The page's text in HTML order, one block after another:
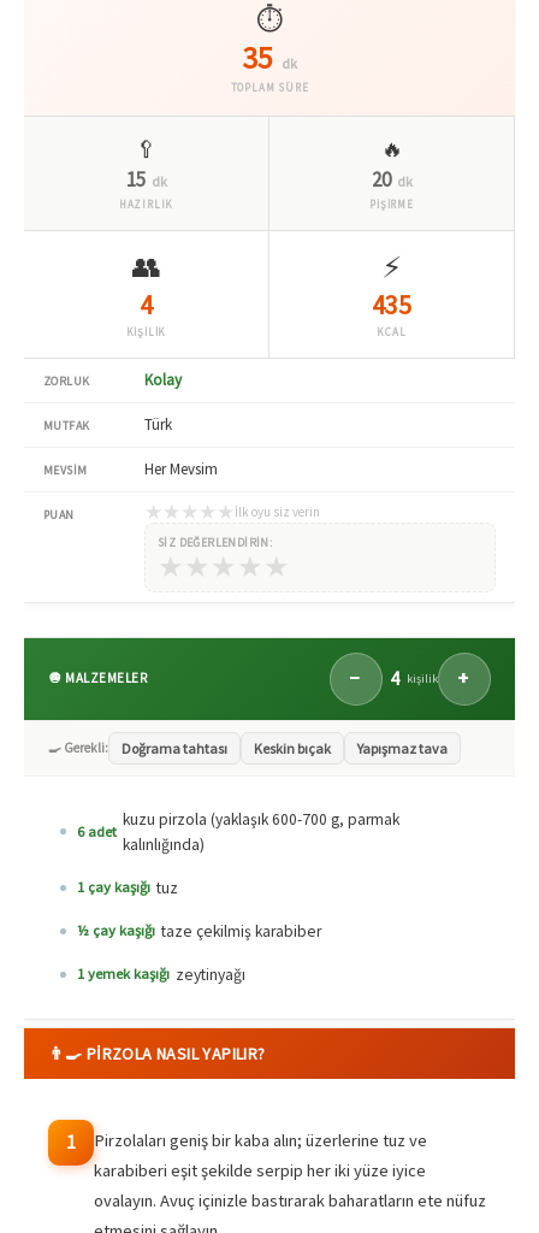
⏱️
35 dk
TOPLAM SÜRE
🥄
15 dk
HAZIRLIK
🔥
20 dk
PİŞİRME
👥
4
KİŞİLİK
⚡
435
KCAL
ZORLUK Kolay
MUTFAK Türk
MEVSIM Her Mevsim
PUAN ★ ★ ★ ★ ★ İlk oyu siz verin
SIZ DEĞERLENDIRIN:
★ ★ ★ ★ ★
🧅 MALZEMELER − 4 kişilik +
🍳 Gerekli: Doğrama tahtası Keskin bıçak Yapışmaz tava
6 adet
kuzu pirzola (yaklaşık 600-700 g, parmak
kalınlığında)
1 çay kaşığı tuz
½ çay kaşığı taze çekilmiş karabiber
1 yemek kaşığı zeytinyağı
👨‍🍳 PIRZOLA NASIL YAPILIR?
1
Pirzolaları geniş bir kaba alın; üzerlerine tuz ve
karabiberi eşit şekilde serpip her iki yüze iyice
ovalayın. Avuç içinizle bastırarak baharatların ete nüfuz